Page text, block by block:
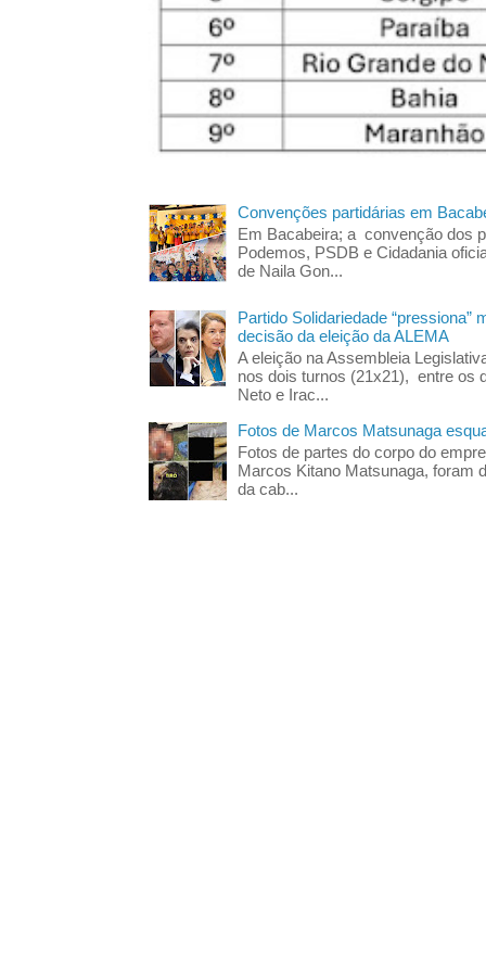
Convenções partidárias em
Em Bacabeira; a convenção dos
Podemos, PSDB e Cidadania
de Naila Gon...
Partido Solidariedade “pressiona”
decisão da eleição da ALEMA
A eleição na Assembleia
nos dois turnos (21x21), entre os
Neto e Irac...
Fotos de Marcos Matsunaga
Fotos de partes do corpo do
Marcos Kitano Matsunaga, foram
da cab...